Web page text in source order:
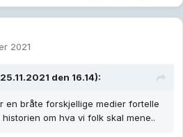
2021
den 16.14):
en bråte forskjellige medier fortelle
om hva vi folk skal mene..